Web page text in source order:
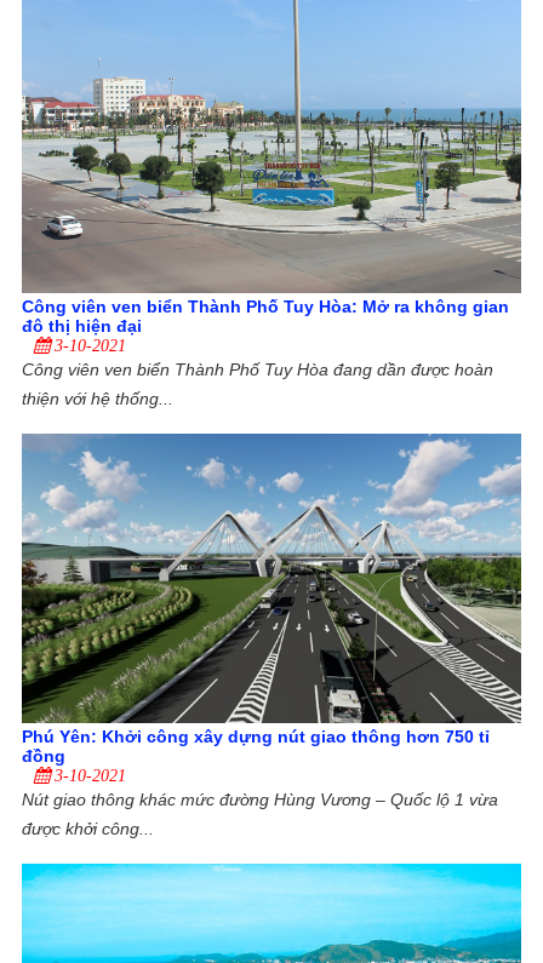
Công viên ven biển Thành Phố Tuy Hòa: Mở ra không gian
đô thị hiện đại
3-10-2021
Công viên ven biển Thành Phố Tuy Hòa đang dần được hoàn
thiện với hệ thống...
Phú Yên: Khởi công xây dựng nút giao thông hơn 750 tỉ
đồng
3-10-2021
Nút giao thông khác mức đường Hùng Vương – Quốc lộ 1 vừa
được khởi công...